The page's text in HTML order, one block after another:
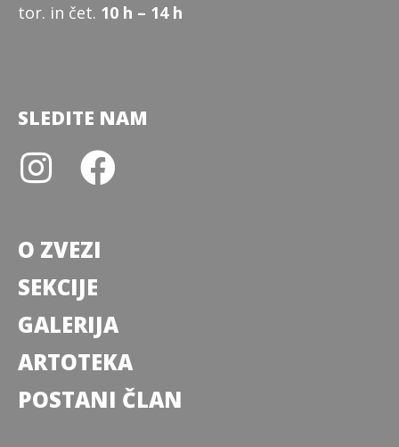
O ZVEZI
SEKCIJE
GALERIJA
ARTOTEKA
POSTANI ČLAN
tor. in čet. 10 h – 14 h
SLEDITE NAM